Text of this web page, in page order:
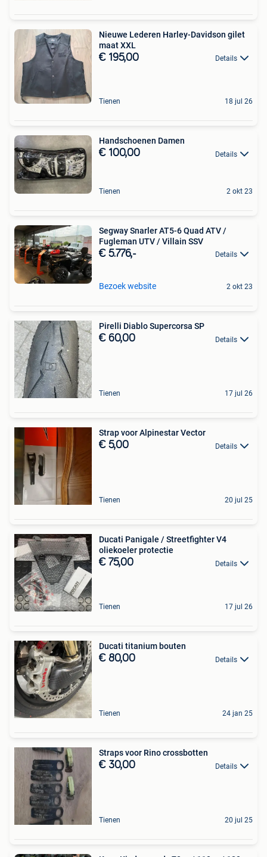
Nieuwe Lederen Harley-Davidson gilet
maat XXL
€ 195,00 Details
Tienen 18 jul 26
Handschoenen Damen
€ 100,00 Details
Tienen 2 okt 23
Segway Snarler AT5-6 Quad ATV /
Fugleman UTV / Villain SSV
€ 5.776,- Details
Bezoek website 2 okt 23
Pirelli Diablo Supercorsa SP
€ 60,00 Details
Tienen 17 jul 26
Strap voor Alpinestar Vector
€ 5,00 Details
Tienen 20 jul 25
Ducati Panigale / Streetfighter V4
oliekoeler protectie
€ 75,00 Details
Tienen 17 jul 26
Ducati titanium bouten
€ 80,00 Details
Tienen 24 jan 25
Straps voor Rino crossbotten
€ 30,00 Details
Tienen 20 jul 25